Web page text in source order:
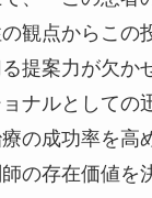
観点からこの
提案力が欠か
ナルとしての
の成功率を高
の存在価値を